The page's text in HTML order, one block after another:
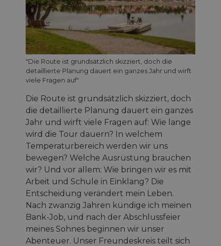
"Die Route ist grundsätzlich skizziert, doch die
detaillierte Planung dauert ein ganzes Jahr und wirft
viele Fragen auf"
Die Route ist grundsätzlich skizziert, doch
die detaillierte Planung dauert ein ganzes
Jahr und wirft viele Fragen auf: Wie lange
wird die Tour dauern? In welchem
Temperaturbereich werden wir uns
bewegen? Welche Ausrüstung brauchen
wir? Und vor allem: Wie bringen wir es mit
Arbeit und Schule in Einklang? Die
Entscheidung verändert mein Leben.
Nach zwanzig Jahren kündige ich meinen
Bank-Job, und nach der Abschlussfeier
meines Sohnes beginnen wir unser
Abenteuer. Unser Freundeskreis teilt sich